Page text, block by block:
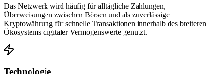
Das Netzwerk wird häufig für alltägliche Zahlungen,
Überweisungen zwischen Börsen und als zuverlässige
Kryptowährung für schnelle Transaktionen innerhalb des breiteren
Ökosystems digitaler Vermögenswerte genutzt.
Technologie